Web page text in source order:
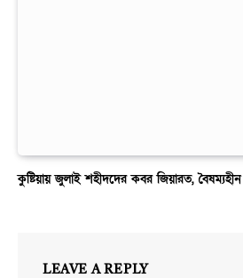
কুষ্টিয়ায় জুলাই শহীদদের কবর জিয়ারত,
LEAVE A REPLY